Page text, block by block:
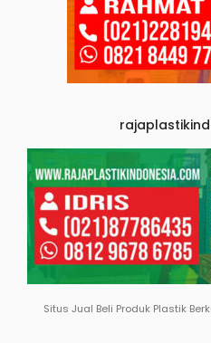
Situs Jual Beli Produk Plastik